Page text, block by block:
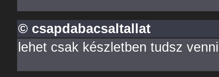
© csapdabacsaltallat
lehet csak készletben tudsz